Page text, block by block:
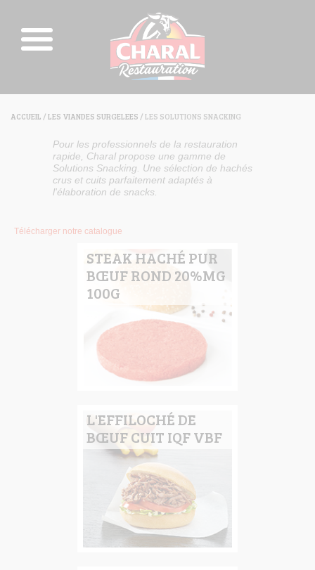
ACCUEIL / LES VIANDES SURGELEES / LES SOLUTIONS SNACKING
Pour les professionnels de la restauration
rapide, Charal propose une gamme de
Solutions Snacking. Une sélection de hachés
crus et cuits parfaitement adaptés à
l'élaboration de snacks.
Télécharger notre catalogue
STEAK HACHÉ PUR
BŒUF ROND 20%MG
100G
L'EFFILOCHÉ DE
BŒUF CUIT IQF VBF